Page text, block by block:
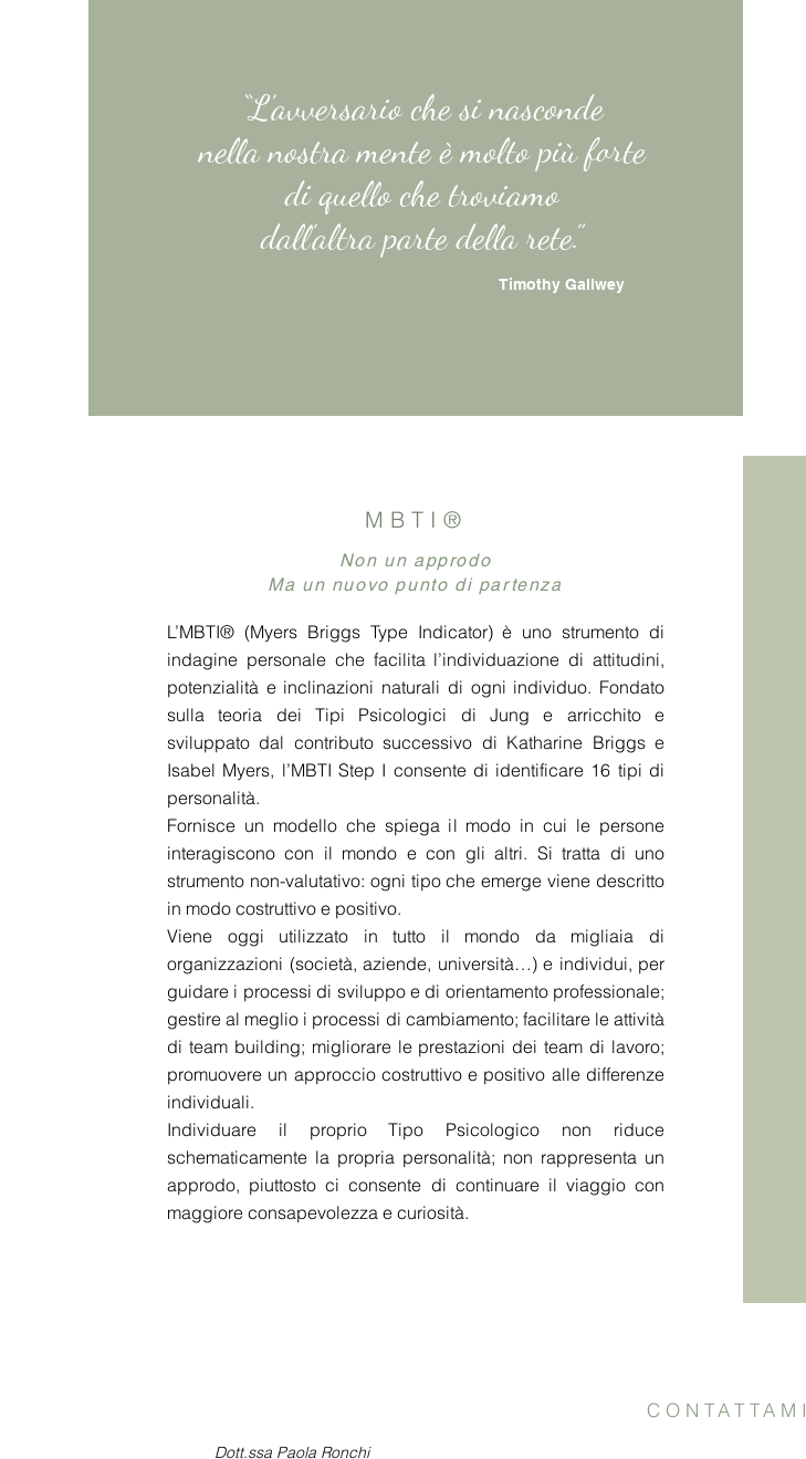
“L’avversario che si nasconde
nella nostra mente è molto più forte
di quello che troviamo
dall’altra parte della rete.”
Timothy Gallwey
MBTI®
Non un approdo
Ma un nuovo punto di partenza
L’MBTI® (Myers Briggs Type Indicator) è uno strumento di
indagine personale che facilita l’individuazione di attitudini,
potenzialità e inclinazioni naturali di ogni individuo. Fondato
sulla teoria dei Tipi Psicologici di Jung e arricchito e
sviluppato dal contributo successivo di Katharine Briggs e
Isabel Myers, l’MBTI Step I consente di identificare 16 tipi di
personalità.
Fornisce un modello che spiega il modo in cui le persone
interagiscono con il mondo e con gli altri. Si tratta di uno
strumento non-valutativo: ogni tipo che emerge viene descritto
in modo costruttivo e positivo.
Viene oggi utilizzato in tutto il mondo da migliaia di
organizzazioni (società, aziende, università…) e individui, per
guidare i processi di sviluppo e di orientamento professionale;
gestire al meglio i processi di cambiamento; facilitare le attività
di team building; migliorare le prestazioni dei team di lavoro;
promuovere un approccio costruttivo e positivo alle differenze
individuali.
Individuare il proprio Tipo Psicologico non riduce
schematicamente la propria personalità; non rappresenta un
approdo, piuttosto ci consente di continuare il viaggio con
maggiore consapevolezza e curiosità.
Dott.ssa Paola Ronchi
CONTATTAMI